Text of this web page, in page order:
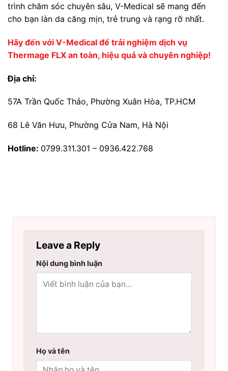
trình chăm sóc chuyên sâu, V-Medical sẽ mang đến
cho bạn làn da căng mịn, trẻ trung và rạng rỡ nhất.
Hãy đến với V-Medical để trải nghiệm dịch vụ
Thermage FLX an toàn, hiệu quả và chuyên nghiệp!
Địa chỉ:
57A Trần Quốc Thảo, Phường Xuân Hòa, TP.HCM
68 Lê Văn Hưu, Phường Cửa Nam, Hà Nội
Hotline: 0799.311.301 – 0936.422.768
Leave a Reply
Nội dung bình luận
Họ và tên